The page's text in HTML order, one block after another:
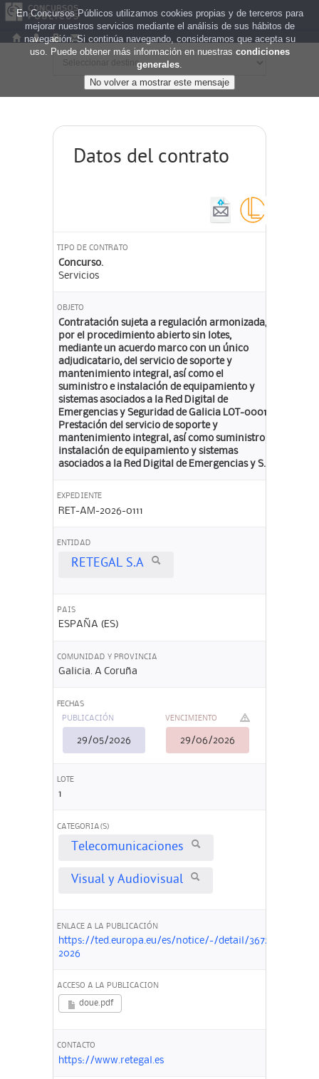
Datos del contrato
TIPO DE CONTRATO
Concurso.
Servicios
OBJETO
Contratación sujeta a regulación armonizada,
por el procedimiento abierto sin lotes,
mediante un acuerdo marco con un único
adjudicatario, del servicio de soporte y
mantenimiento integral, así como el
suministro e instalación de equipamiento y
sistemas asociados a la Red Digital de
Emergencias y Seguridad de Galicia LOT-0001:
Prestación del servicio de soporte y
mantenimiento integral, así como suministro e
instalación de equipamiento y sistemas
asociados a la Red Digital de Emergencias y S...
EXPEDIENTE
RET-AM-2026-0111
ENTIDAD
RETEGAL S.A
PAIS
ESPAÑA (ES)
COMUNIDAD Y PROVINCIA
Galicia. A Coruña
FECHAS
PUBLICACIÓN
29/05/2026
VENCIMIENTO
29/06/2026
LOTE
1
CATEGORIA(S)
Telecomunicaciones
Visual y Audiovisual
ENLACE A LA PUBLICACIÓN
https://ted.europa.eu/es/notice/-/detail/367218-
2026
ACCESO A LA PUBLICACION
doue.pdf
CONTACTO
https://www.retegal.es
En Concursos Públicos utilizamos cookies propias y de terceros para
mejorar nuestros servicios mediante el análisis de sus hábitos de
navegación. Si continúa navegando, consideramos que acepta su
uso. Puede obtener más información en nuestras condiciones
generales.